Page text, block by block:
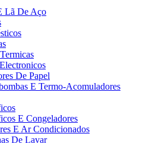
Lã De Aço
De Papel
E Termo-Acomuladores
E Congeladores
E Ar Condicionados
De Lavar